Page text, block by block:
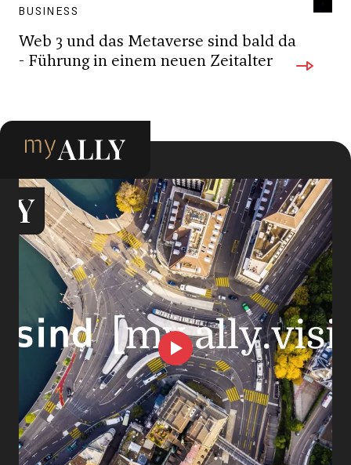
BUSINESS
Web 3 und das Metaverse sind bald da
- Führung in einem neuen Zeitalter